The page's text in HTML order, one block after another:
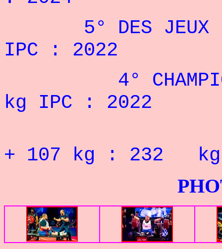
5° DES JEUX DU
IPC : 2022
4°
kg IPC : 2022
+ 107 kg : 232
PHOTOS